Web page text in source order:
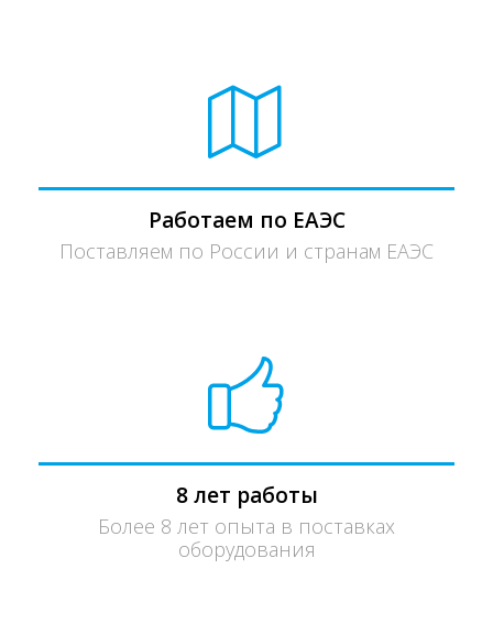
Работаем по ЕАЭС
Поставляем по России и странам ЕАЭС
8 лет работы
Более 8 лет опыта в поставках
оборудования